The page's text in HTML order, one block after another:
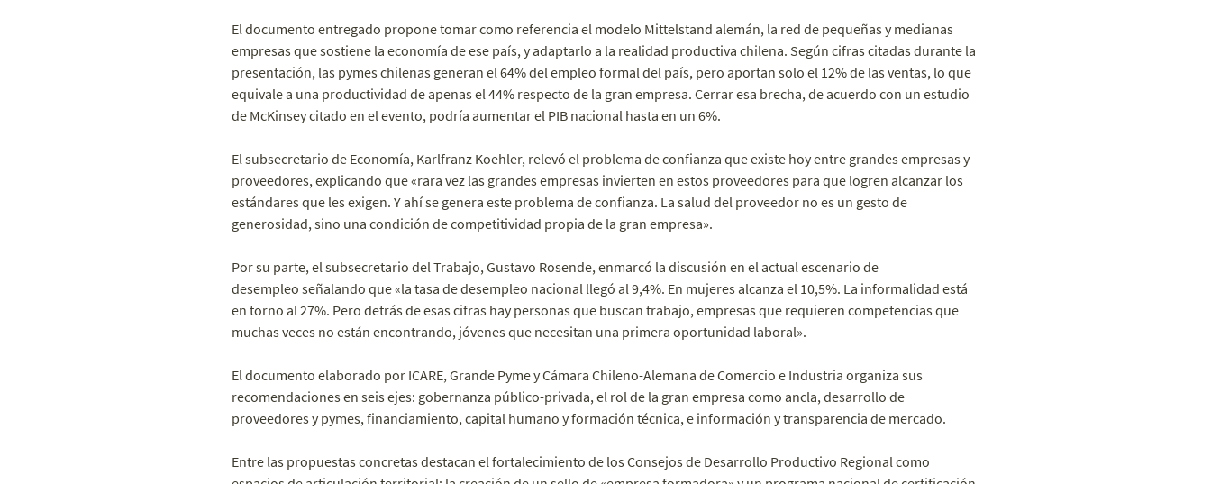
El documento entregado propone tomar como referencia el modelo Mittelstand alemán, la red de pequeñas y medianas
empresas que sostiene la economía de ese país, y adaptarlo a la realidad productiva chilena. Según cifras citadas durante la
presentación, las pymes chilenas generan el 64% del empleo formal del país, pero aportan solo el 12% de las ventas, lo que
equivale a una productividad de apenas el 44% respecto de la gran empresa. Cerrar esa brecha, de acuerdo con un estudio
de McKinsey citado en el evento, podría aumentar el PIB nacional hasta en un 6%.
El subsecretario de Economía, Karlfranz Koehler, relevó el problema de confianza que existe hoy entre grandes empresas y
proveedores, explicando que «rara vez las grandes empresas invierten en estos proveedores para que logren alcanzar los
estándares que les exigen. Y ahí se genera este problema de confianza. La salud del proveedor no es un gesto de
generosidad, sino una condición de competitividad propia de la gran empresa».
Por su parte, el subsecretario del Trabajo, Gustavo Rosende, enmarcó la discusión en el actual escenario de
desempleo señalando que «la tasa de desempleo nacional llegó al 9,4%. En mujeres alcanza el 10,5%. La informalidad está
en torno al 27%. Pero detrás de esas cifras hay personas que buscan trabajo, empresas que requieren competencias que
muchas veces no están encontrando, jóvenes que necesitan una primera oportunidad laboral».
El documento elaborado por ICARE, Grande Pyme y Cámara Chileno-Alemana de Comercio e Industria organiza sus
recomendaciones en seis ejes: gobernanza público-privada, el rol de la gran empresa como ancla, desarrollo de
proveedores y pymes, financiamiento, capital humano y formación técnica, e información y transparencia de mercado.
Entre las propuestas concretas destacan el fortalecimiento de los Consejos de Desarrollo Productivo Regional como